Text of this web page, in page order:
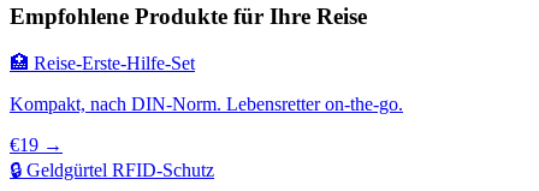
Empfohlene Produkte für Ihre Reise
🏥 Reise-Erste-Hilfe-Set
Kompakt, nach DIN-Norm. Lebensretter on-the-go.
€19 →
🔒 Geldgürtel RFID-Schutz